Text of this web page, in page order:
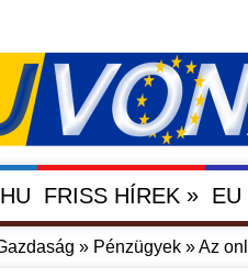
FRISS HÍREK » EU
» Pénzügyek »Az